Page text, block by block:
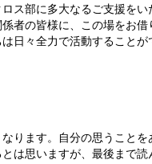
ス部に多大なるご支援を
者の皆様に、この場をお
日々全力で活動することが
ります。自分の思うことを
は思いますが、最後まで